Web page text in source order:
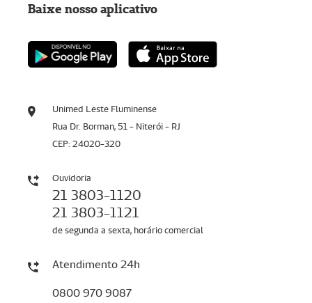
Unimed Leste Fluminense
Rua Dr. Borman, 51 - Niterói - RJ
CEP: 24020-320
Ouvidoria
21 3803-1120
21 3803-1121
de segunda a sexta, horário comercial
Atendimento 24h
0800 970 9087
Baixe nosso aplicativo